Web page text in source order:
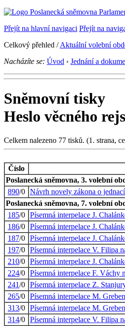
Přejít na hlavní navigaci Přejít na
Celkový přehled /Aktuální volební
Nacházíte se: Úvod › Jednání a
Sněmovní tisky
Heslo věcného
Celkem nalezeno 77 tisků. (1. strana,
Číslo
Poslanecká sněmovna, 3. volební
890/0 Návrh novely zákona o
Poslanecká sněmovna, 7. volební
185/0 Písemná interpelace J.
186/0 Písemná interpelace J.
187/0 Písemná interpelace J.
197/0 Písemná interpelace V. Filipa
210/0 Písemná interpelace J.
224/0 Písemná interpelace F. Váchy
241/0 Písemná interpelace Z.
265/0 Písemná interpelace M.
313/0 Písemná interpelace M.
314/0 Písemná interpelace V. Filipa